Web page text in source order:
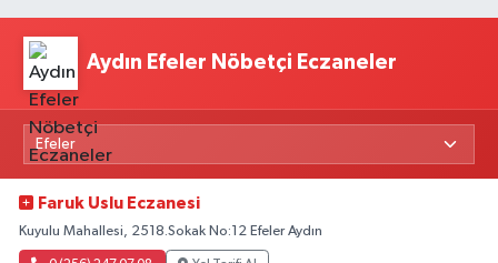
Aydın Efeler Nöbetçi Eczaneler
Faruk Uslu Eczanesi
Kuyulu Mahallesi, 2518.Sokak No:12 Efeler Aydın